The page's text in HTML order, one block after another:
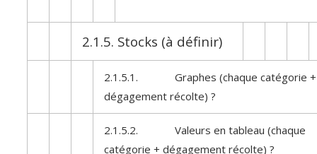
2.1.5. Stocks (à définir)
2.1.5.1. Graphes (chaque catégorie +
dégagement récolte) ?
2.1.5.2. Valeurs en tableau (chaque
catégorie + dégagement récolte) ?